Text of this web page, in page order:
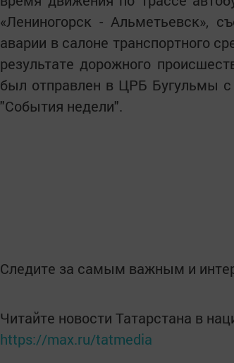
«Лениногорск - Альметьевск»,
аварии в салоне транспортного
результате дорожного
был отправлен в ЦРБ Бугульмы
"События недели".
Следите за самым важным и
Читайте новости Татарстана в
https://max.ru/tatmedia